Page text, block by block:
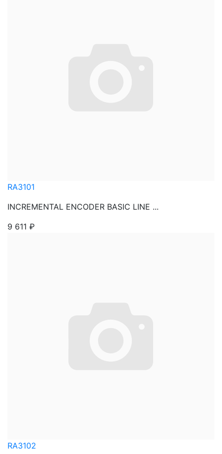
RA3101
INCREMENTAL ENCODER BASIC LINE ...
9 611 ₽
RA3102